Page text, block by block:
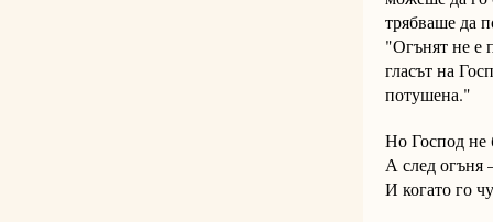
трябваше да
"Огънят не е
гласът на
потушена."
Но Господ не
А след огъня
И когато го